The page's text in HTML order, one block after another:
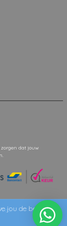
zorgen dat jouw
jou de beste